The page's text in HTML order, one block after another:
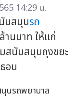
14:29 น.
บสนุนรถ
นบาท ให้แก่
สนับสนุนถุงขยะ
อน